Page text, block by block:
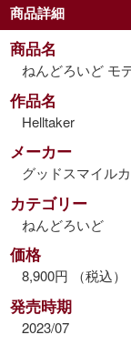
商品詳細
商品名
ねんどろいど モ
作品名
Helltaker
メーカー
グッドスマイル
カテゴリー
ねんどろいど
価格
8,900円 （税込）
発売時期
2023/07